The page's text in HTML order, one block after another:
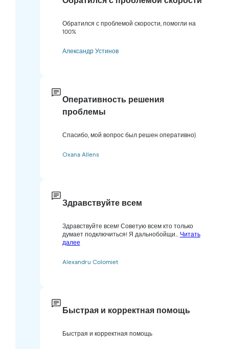
Обратился с проблемой скорости, помогли на
100%
Александр Устинов
Оперативность решения
проблемы
Спасибо, мой вопрос был решен оперативно)
Oxana Allens
Здравствуйте всем
Здравствуйте всем! Советую всем кто только
думает подключиться! Я дальнобойщи... Читать
далее
Alexandru Colomiet
Быстрая и корректная помощь
Быстрая и корректная помощь